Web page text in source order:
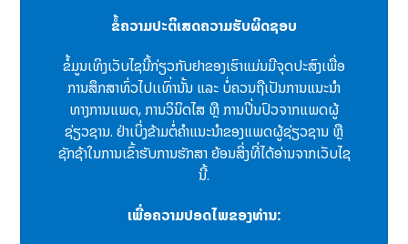
ຂໍ້ຄວາມປະຕິເສດຄວາມຮັບຜິດຊອບ
ຂໍ້ມູນເທິງເວັບໄຊນີ້ກ່ຽວກັບຢາຂອງເຮົາແມ່ນມີຈຸດປະສົງເພື່ອ
ການສຶກສາທົ່ວໄປເເທົ່ານັ້ນ ແລະ ບໍ່ຄວນຖືເປັນການແນະນຳ
ທາງການແພດ, ການວິນິດໄສ ຫຼື ການປິ່ນປົວຈາກແພດຜູ້
ຊ່ຽວຊານ. ຢ່າເບິ່ງຂ້າມຕໍ່ຄຳແນະນຳຂອງແພດຜູ້ຊ່ຽວຊານ ຫຼື
ຊັກຊ້າໃນການເຂົ້າຮັບການຮັກສາ ຍ້ອນສິ່ງທີ່ໄດ້ອ່ານຈາກເວັບໄຊ
ນີ້.
ເພື່ອຄວາມປອດໄພຂອງທ່ານ: